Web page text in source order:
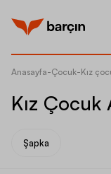
Anasayfa-Çocuk-Kız
Kız Çocuk
Şapka